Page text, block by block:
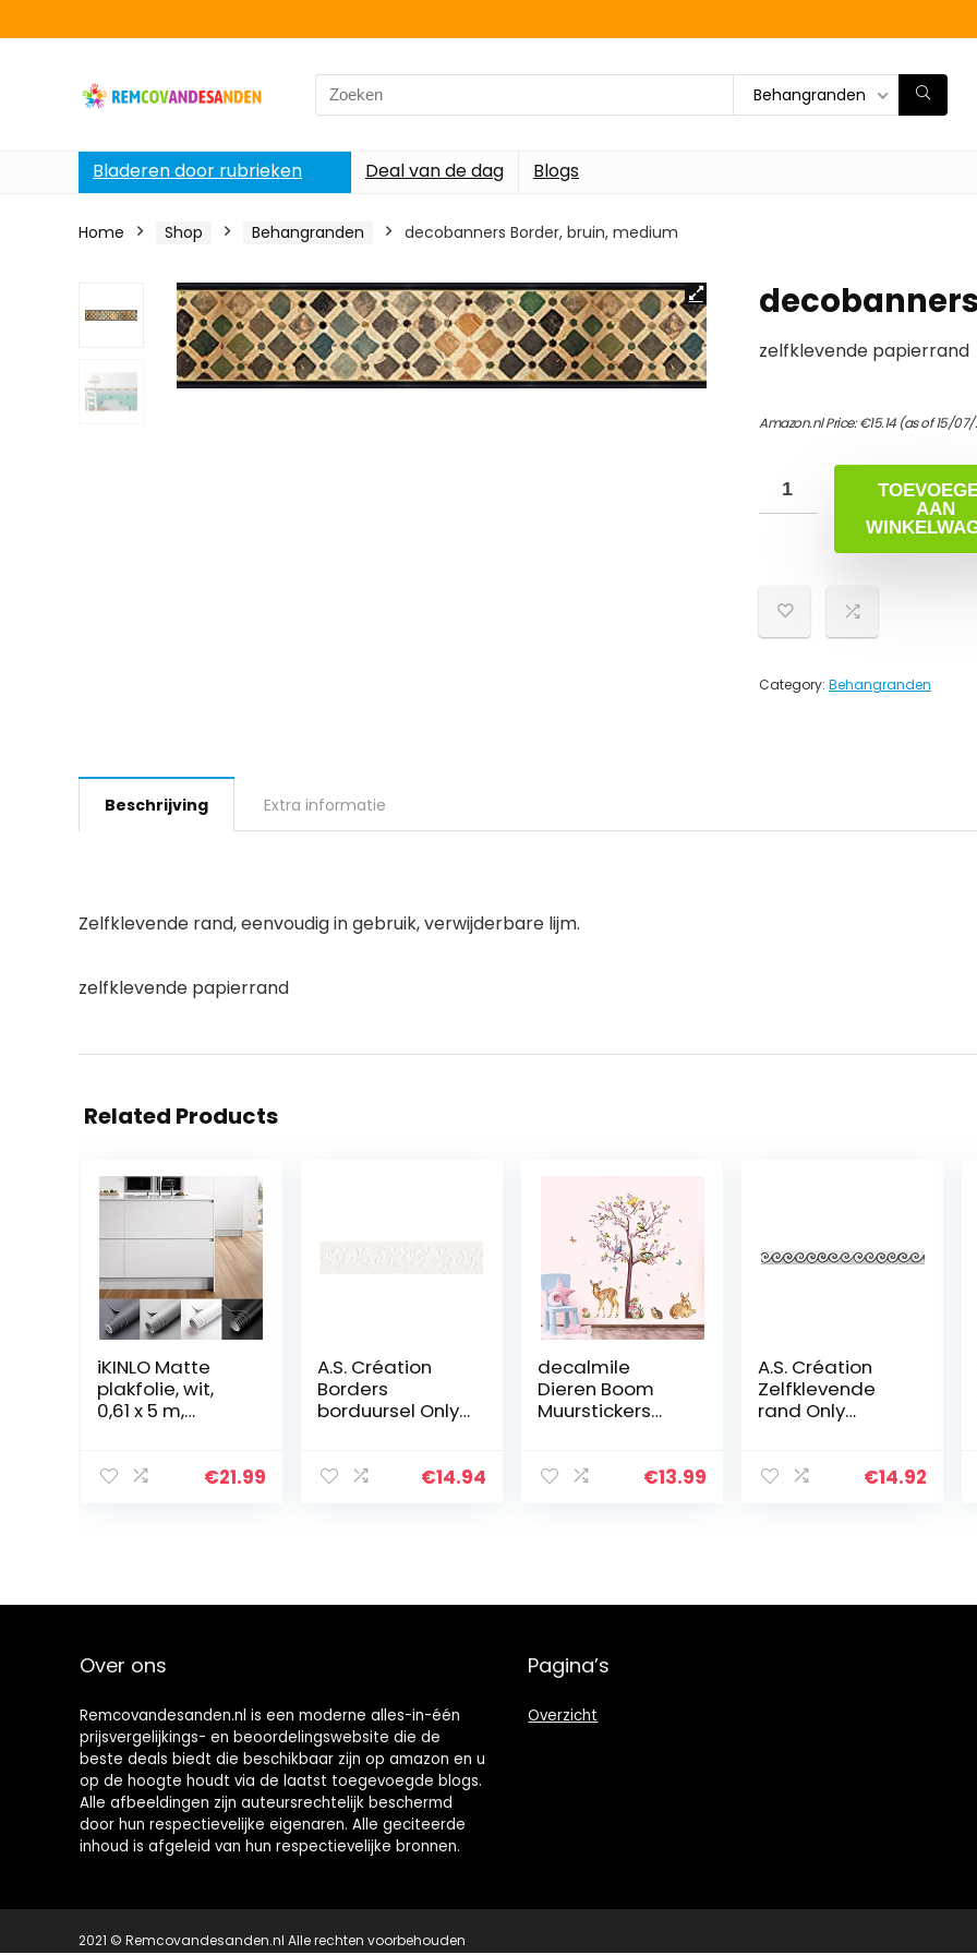
Search
for:
Behangranden
Bladeren door rubrieken Deal van de dag Blogs
Home Shop Behangranden decobanners Border, bruin, medium
zelfklevende papierrand
Amazon.nl Price:€15.14(as of 15/07/
AAN
Category: Behangranden
Beschrijving Extra informatie
Zelfklevende rand, eenvoudig in gebruik, verwijderbare lijm.
zelfklevende papierrand
Related Products
iKINLO Matte
plakfolie, wit,
0,61 x 5 m,
verdikte
€21.99
A.S. Création
Borders
borduursel Only
wit Made in €14.94
decalmile
Dieren Boom
Muurstickers
Kinderkamer
€13.99
A.S. Création
Zelfklevende
rand Only
€14.92
Over ons
Remcovandesanden.nl is een moderne alles-in-één
prijsvergelijkings- en beoordelingswebsite die de
beste deals biedt die beschikbaar zijn op amazon en u
op de hoogte houdt via de laatst toegevoegde blogs.
Alle afbeeldingen zijn auteursrechtelijk beschermd
door hun respectievelijke eigenaren. Alle geciteerde
inhoud is afgeleid van hun respectievelijke bronnen.
Pagina’s
Overzicht
2021 © Remcovandesanden.nl Alle rechten voorbehouden